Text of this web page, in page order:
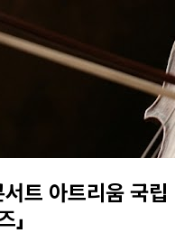
서트 아트리움 국립